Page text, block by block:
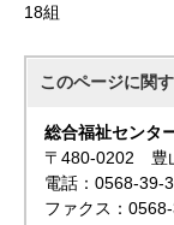
18組
このページに関
総合福祉センタ
〒480-0202 豊
電話：0568-39-
ファクス：